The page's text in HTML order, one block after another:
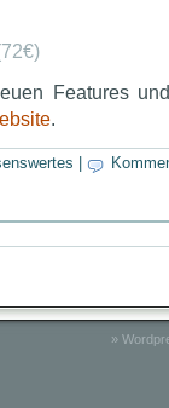
Features
.
»